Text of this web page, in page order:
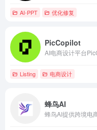
AI-PPT 优化修复
PicCopilot
AI电商设计平台
Listing 电商设计
蜂鸟AI